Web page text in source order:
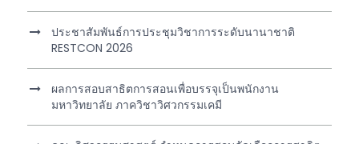
ประชาสัมพันธ์การประชุมวิชาการระดับนานาชาติ
RESTCON 2026
ผลการสอบสาธิตการสอนเพื่อบรรจุเป็นพนักงาน
มหาวิทยาลัย ภาควิชาวิศวกรรมเคมี